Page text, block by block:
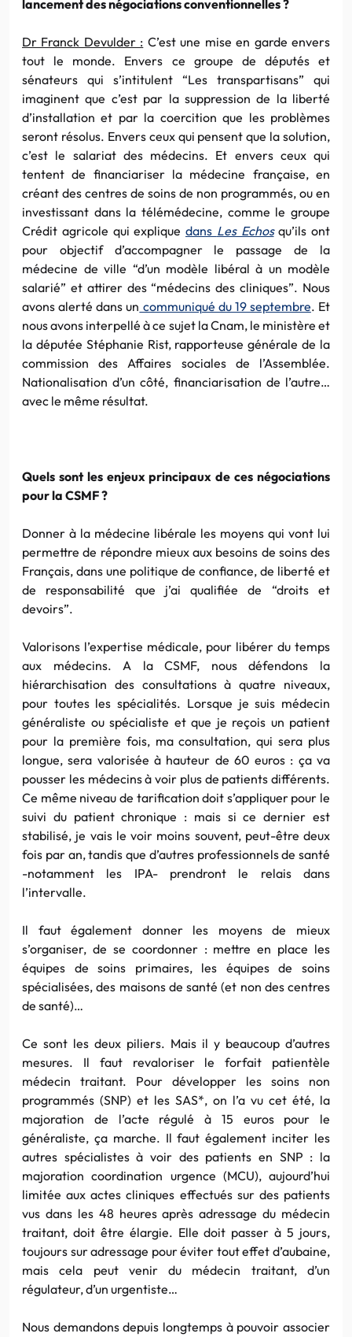
lancement des négociations conventionnelles ?
Dr Franck Devulder : C’est une mise en garde envers
tout le monde. Envers ce groupe de députés et
sénateurs qui s’intitulent “Les transpartisans” qui
imaginent que c’est par la suppression de la liberté
d’installation et par la coercition que les problèmes
seront résolus. Envers ceux qui pensent que la solution,
c’est le salariat des médecins. Et envers ceux qui
tentent de financiariser la médecine française, en
créant des centres de soins de non programmés, ou en
investissant dans la télémédecine, comme le groupe
Crédit agricole qui explique dans Les Echosqu’ils ont
pour objectif d’accompagner le passage de la
médecine de ville “d’un modèle libéral à un modèle
salarié” et attirer des “médecins des cliniques”. Nous
avons alerté dans un communiqué du 19 septembre. Et
nous avons interpellé à ce sujet la Cnam, le ministère et
la députée Stéphanie Rist, rapporteuse générale de la
commission des Affaires sociales de l’Assemblée.
Nationalisation d’un côté, financiarisation de l’autre…
avec le même résultat.
Quels sont les enjeux principaux de ces négociations
pour la CSMF ?
Donner à la médecine libérale les moyens qui vont lui
permettre de répondre mieux aux besoins de soins des
Français, dans une politique de confiance, de liberté et
de responsabilité que j’ai qualifiée de “droits et
devoirs”.
Valorisons l’expertise médicale, pour libérer du temps
aux médecins. A la CSMF, nous défendons la
hiérarchisation des consultations à quatre niveaux,
pour toutes les spécialités. Lorsque je suis médecin
généraliste ou spécialiste et que je reçois un patient
pour la première fois, ma consultation, qui sera plus
longue, sera valorisée à hauteur de 60 euros : ça va
pousser les médecins à voir plus de patients différents.
Ce même niveau de tarification doit s’appliquer pour le
suivi du patient chronique : mais si ce dernier est
stabilisé, je vais le voir moins souvent, peut-être deux
fois par an, tandis que d’autres professionnels de santé
-notamment les IPA- prendront le relais dans
l’intervalle.
Il faut également donner les moyens de mieux
s’organiser, de se coordonner : mettre en place les
équipes de soins primaires, les équipes de soins
spécialisées, des maisons de santé (et non des centres
de santé)…
Ce sont les deux piliers. Mais il y beaucoup d’autres
mesures. Il faut revaloriser le forfait patientèle
médecin traitant. Pour développer les soins non
programmés (SNP) et les SAS*, on l’a vu cet été, la
majoration de l’acte régulé à 15 euros pour le
généraliste, ça marche. Il faut également inciter les
autres spécialistes à voir des patients en SNP : la
majoration coordination urgence (MCU), aujourd’hui
limitée aux actes cliniques effectués sur des patients
vus dans les 48 heures après adressage du médecin
traitant, doit être élargie. Elle doit passer à 5 jours,
toujours sur adressage pour éviter tout effet d’aubaine,
mais cela peut venir du médecin traitant, d’un
régulateur, d’un urgentiste…
Nous demandons depuis longtemps à pouvoir associer